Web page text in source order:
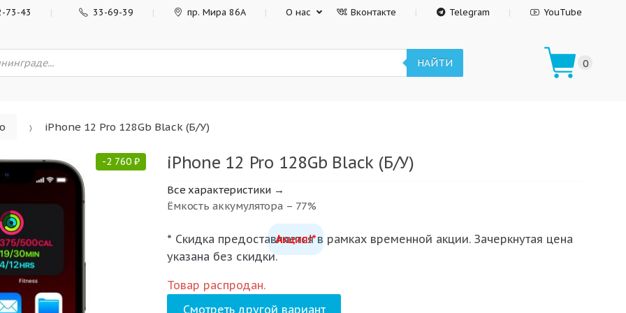
73-43 33-69-39 пр. Мира 86А О нас Вконтакте Telegram YouTube
НАЙТИ 0
iPhone 12 Pro 128Gb Black (Б/У)
-2 760 ₽ iPhone 12 Pro 128Gb Black (Б/У)
Все характеристики →
Ёмкость аккумулятора – 77%
Акция!*
* Скидка предоставляется в рамках временной акции. Зачеркнутая цена
указана без скидки.
Товар распродан.
Смотреть другой вариант